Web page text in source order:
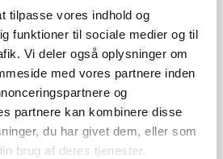
tilpasse vores indhold og
funktioner til sociale medier og til
Vi deler også oplysninger om
med vores partnere inden
og
partnere kan kombinere disse
du har givet dem, eller som
brug af deres tjenester.
på mail